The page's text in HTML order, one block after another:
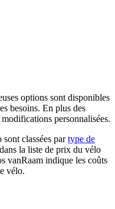
options sont disponibles
besoins. En plus des
personnalisées.
classées partype de
la liste de prix du vélo
vanRaam indique les coûts
vélo.